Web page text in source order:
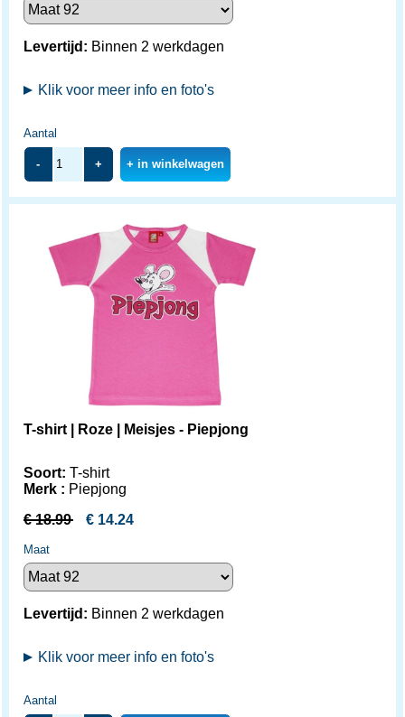
Levertijd: Binnen 2 werkdagen
Klik voor meer info en foto's
Aantal
- + + in winkelwagen
T-shirt | Roze | Meisjes - Piepjong
Soort: T-shirt
Merk : Piepjong
€18.99 € 14.24
Maat
Levertijd: Binnen 2 werkdagen
Klik voor meer info en foto's
Aantal